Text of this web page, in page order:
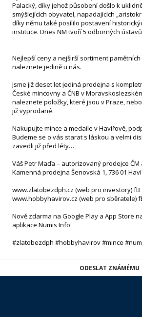
Palacký, díky jehož působení došlo k
smýšlejících obyvatel, napadajících
díky němu také posílilo postavení
instituce. Dnes NM tvoří 5 odborných
Nejlepší ceny a nejširší sortiment
naleznete jedině u nás.
Jsme již deset let jediná prodejna s
České mincovny a ČNB v
naleznete položky, které jsou v Praze,
již vyprodané.
Nakupujte mince a medaile v Havířově,
Budeme se o vás starat s láskou a velmi
zavedli již před léty…
Váš Petr Maďa – autorizovaný prodejce ČM
Kamenná prodejna Šenovská 1, 736 01
www.zlatobezdph.cz (web pro investory)
www.hobbyhavirov.cz (web pro sběratele)
Nově zdarma na Google Play a App Store
aplikace Numis Info
#zlatobezdph #hobbyhavirov #mince
ODESLAT ZNÁMÉMU